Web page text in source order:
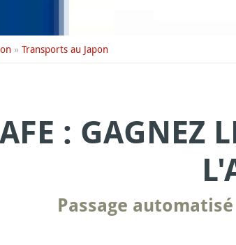
» Transports au Japon
: GAGNEZ
Passage